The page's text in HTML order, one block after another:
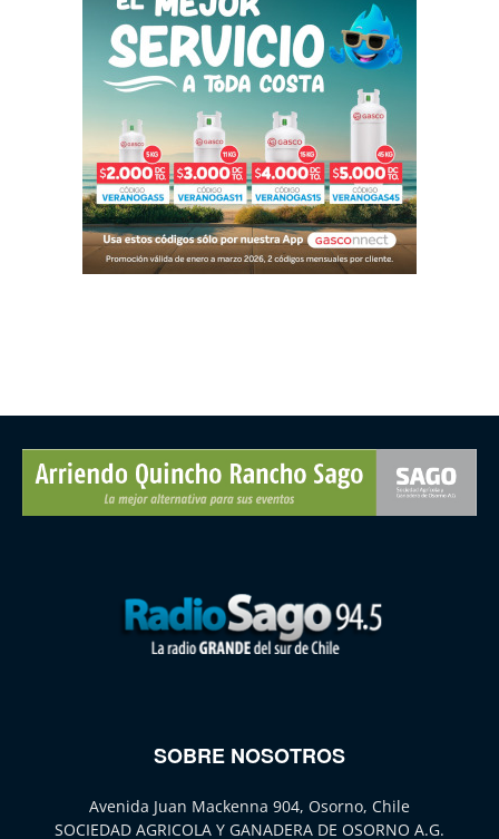
SOBRE NOSOTROS
Avenida Juan Mackenna 904, Osorno, Chile
SOCIEDAD AGRICOLA Y GANADERA DE OSORNO A.G.